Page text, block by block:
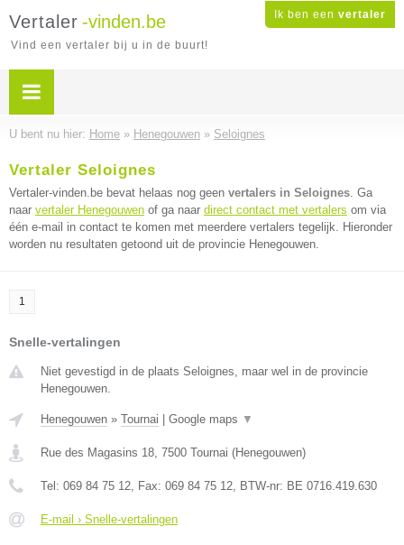
Ik ben een vertaler
Vertaler -vinden.be
Vind een vertaler bij u in de buurt!
U bent nu hier: Home » Henegouwen » Seloignes
Vertaler Seloignes
Vertaler-vinden.be bevat helaas nog geen vertalers in Seloignes. Ga
naar vertaler Henegouwen of ga naar direct contact met vertalers om via
één e-mail in contact te komen met meerdere vertalers tegelijk. Hieronder
worden nu resultaten getoond uit de provincie Henegouwen.
1
Snelle-vertalingen
Niet gevestigd in de plaats Seloignes, maar wel in de provincie
Henegouwen.
Henegouwen » Tournai Google maps ▼
Rue des Magasins 18, 7500 Tournai (Henegouwen)
Tel: 069 84 75 12, Fax: 069 84 75 12, BTW-nr: BE 0716.419.630
E-mail › Snelle-vertalingen